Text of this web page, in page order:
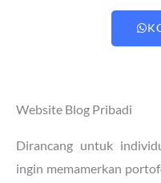
Website Blog Pribadi
Dirancang untuk
ingin memamerkan